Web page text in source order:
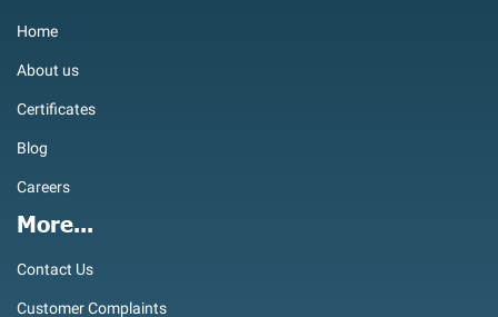
Home
About us
Certificates
Blog
Careers
More...
Contact Us
Customer Complaints